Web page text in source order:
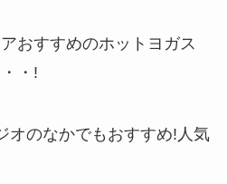
おすすめのホットヨガス
・!
オのなかでもおすすめ!人気